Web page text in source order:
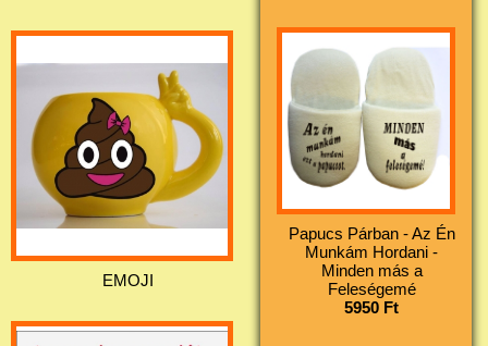
EMOJI
Papucs Párban - Az Én
Munkám Hordani -
Minden más a
Feleségemé
5950 Ft